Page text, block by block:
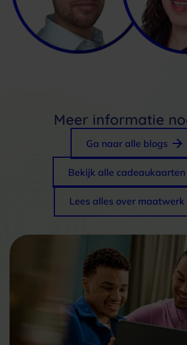
Meer informatie
Ga naar alle blogs
Bekijk alle cadeaukaarten
Lees alles over maatwerk